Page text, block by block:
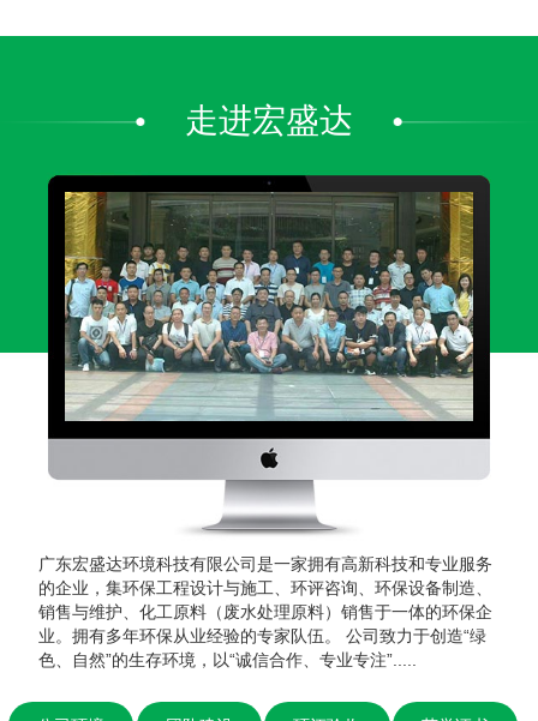
走进宏盛达
广东宏盛达环境科技有限公司是一家拥有高新科技和专业服务
的企业，集环保工程设计与施工、环评咨询、环保设备制造、
销售与维护、化工原料（废水处理原料）销售于一体的环保企
业。拥有多年环保从业经验的专家队伍。 公司致力于创造“绿
色、自然”的生存环境，以“诚信合作、专业专注”.....